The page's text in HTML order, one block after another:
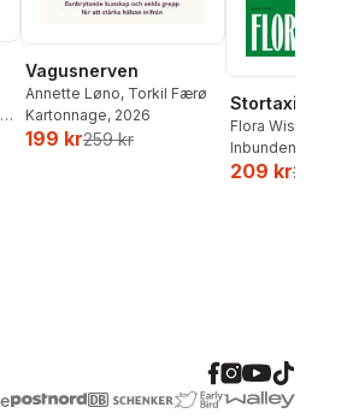
Vagusnerven
Annette Løno, Torkil Færø
Kartonnage, 2026
199 kr259 kr
Stortaxi
Flora Wiström
Inbunden
209 kr259 kr